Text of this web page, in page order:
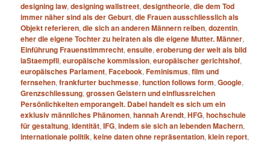
designing law,designing wallstreet,designtheorie,die dem Tod
immer näher sind als der Geburt,die Frauen ausschliesslich als
Objekt referieren,die sich an anderen Männern reiben,dozentin,
eher die eigene Tochter zu heiraten als die eigene Mutter. Männer,
Einführung Frauenstimmrecht,ensuite,eroberung der welt als bild
laStaempfli,europäische kommission,europäischer gerichtshof,
europäisches Parlament,Facebook,Feminismus,film und
fernsehen,frankfurter buchmesse,function follows form,Google,
Grenzschliessung,grossen Geistern und einflussreichen
Persönlichkeiten emporangelt. Dabei handelt es sich um ein
exklusiv männliches Phänomen,hannah Arendt,HFG,hochschule
für gestaltung,Identität,IFG,indem sie sich an lebenden Machern,
internationale politik,keine daten ohne repräsentation,klein report,